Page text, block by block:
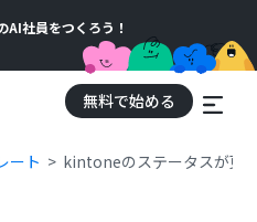
AI社員をつくろう！
無料で始める
ート kintoneのステータスが更